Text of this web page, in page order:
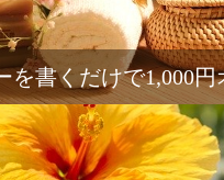
を書くだけで1,000円